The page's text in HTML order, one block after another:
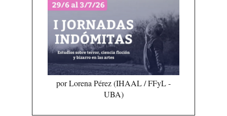
por Lorena Pérez (IHAAL / FFyL -
UBA)